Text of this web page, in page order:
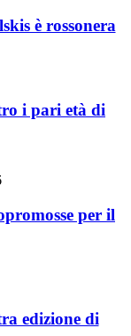
è rossonera
i pari età di
per il
edizione di